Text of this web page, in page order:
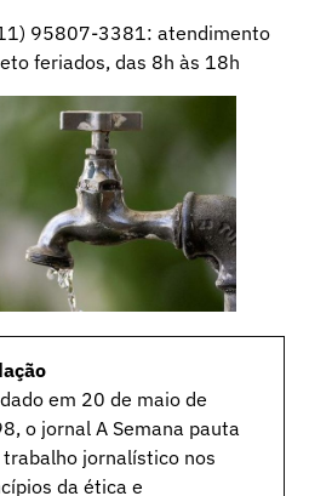
95807-3381: atendimento
feriados, das 8h às 18h
em 20 de maio de
o jornal A Semana pauta
trabalho jornalístico nos
da ética e